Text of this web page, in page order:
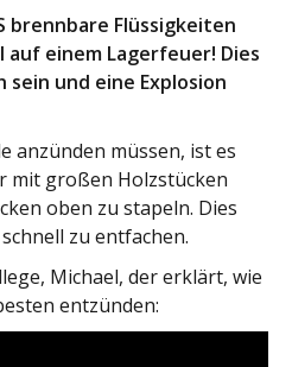
brennbare Flüssigkeiten
auf einem Lagerfeuer! Dies
und eine Explosion
anzünden müssen, ist es
mit großen Holzstücken
oben zu stapeln. Dies
zu entfachen.
Michael, der erklärt, wie
entzünden: